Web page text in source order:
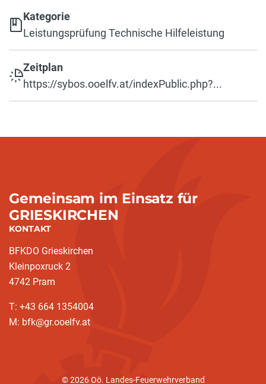
Kategorie
Leistungsprüfung Technische Hilfeleistung
Zeitplan
https://sybos.ooelfv.at/indexPublic.php?...
Gemeinsam im Einsatz für
GRIESKIRCHEN
KONTAKT
BFKDO Grieskirchen
Kleinpoxruck 2
4742 Pram
T: +43 664 1354004
M: bfk@gr.ooelfv.at
© 2026 Oö. Landes-Feuerwehrverband